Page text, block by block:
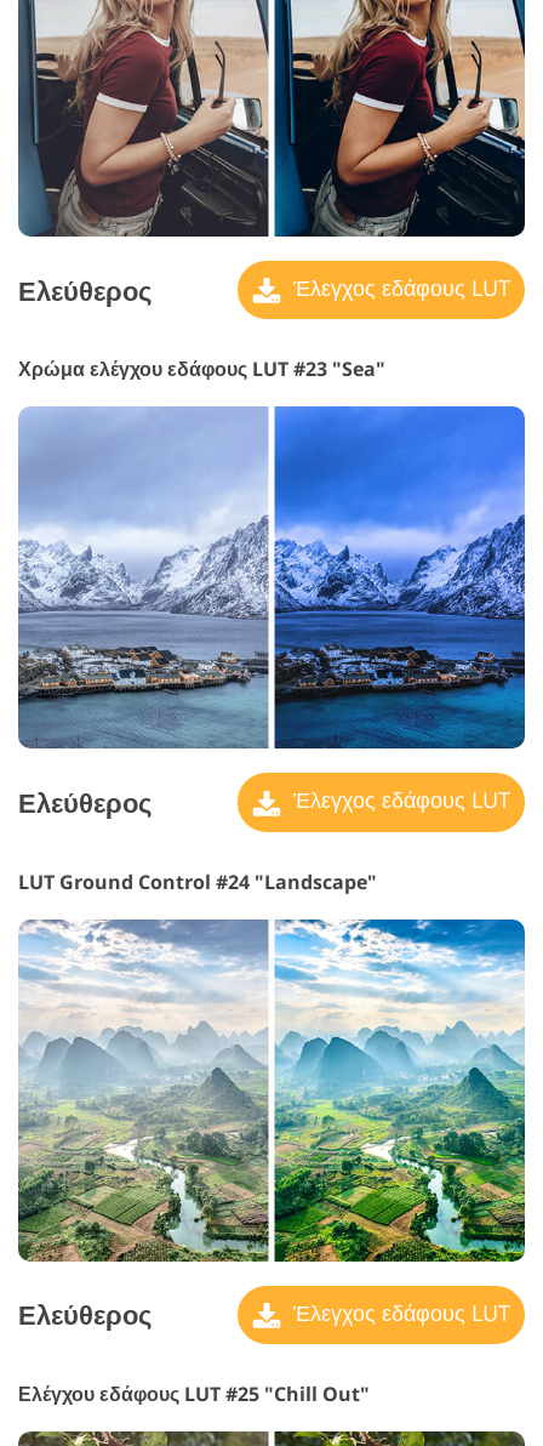
Ελεύθερος Έλεγχος εδάφους LUT
Χρώμα ελέγχου εδάφους LUT #23 "Sea"
Ελεύθερος Έλεγχος εδάφους LUT
LUT Ground Control #24 "Landscape"
Ελεύθερος Έλεγχος εδάφους LUT
Ελέγχου εδάφους LUT #25 "Chill Out"